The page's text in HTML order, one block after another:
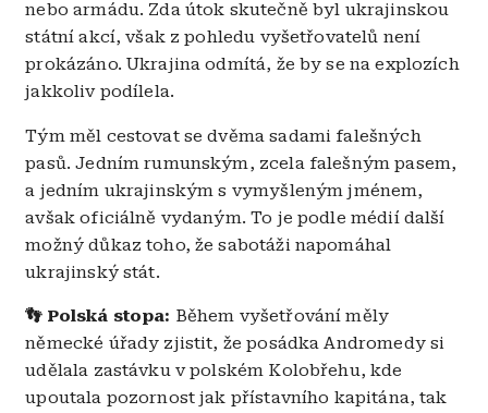
nebo armádu. Zda útok skutečně byl ukrajinskou
státní akcí, však z pohledu vyšetřovatelů není
prokázáno. Ukrajina odmítá, že by se na explozích
jakkoliv podílela.
Tým měl cestovat se dvěma sadami falešných
pasů. Jedním rumunským, zcela falešným pasem,
a jedním ukrajinským s vymyšleným jménem,
avšak oficiálně vydaným. To je podle médií další
možný důkaz toho, že sabotáži napomáhal
ukrajinský stát.
👣 Polská stopa: Během vyšetřování měly
německé úřady zjistit, že posádka Andromedy si
udělala zastávku v polském Kolobřehu, kde
upoutala pozornost jak přístavního kapitána, tak